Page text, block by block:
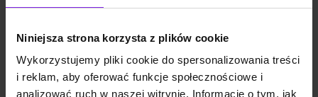
Niniejsza strona korzysta z plików cookie
Wykorzystujemy pliki cookie do spersonalizowania treści
i reklam, aby oferować funkcje społecznościowe i
analizować ruch w naszej witrynie. Informacje o tym, jak